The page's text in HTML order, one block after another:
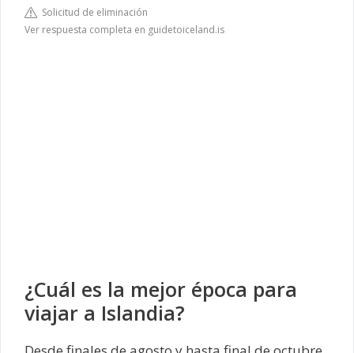
Solicitud de eliminación
Ver respuesta completa en guidetoiceland.is
¿Cuál es la mejor época para
viajar a Islandia?